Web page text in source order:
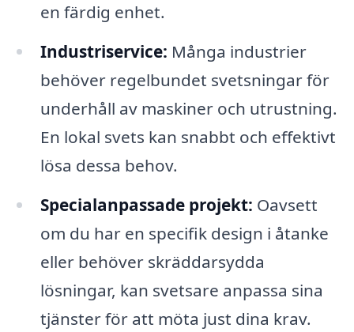
en färdig enhet.
Industriservice: Många industrier
behöver regelbundet svetsningar för
underhåll av maskiner och utrustning.
En lokal svets kan snabbt och effektivt
lösa dessa behov.
Specialanpassade projekt: Oavsett
om du har en specifik design i åtanke
eller behöver skräddarsydda
lösningar, kan svetsare anpassa sina
tjänster för att möta just dina krav.